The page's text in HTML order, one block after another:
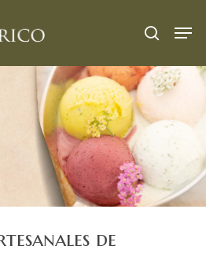
search
Menu
de